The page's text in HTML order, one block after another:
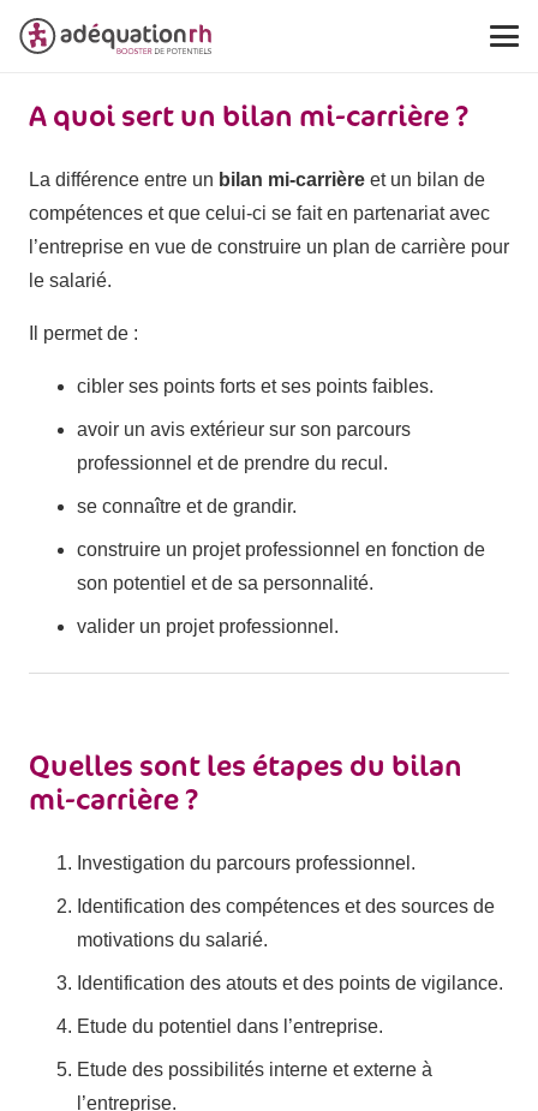
A quoi sert un bilan mi-carrière ?
La différence entre un bilan mi-carrière et un bilan de
compétences et que celui-ci se fait en partenariat avec
l’entreprise en vue de construire un plan de carrière pour
le salarié.
Il permet de :
cibler ses points forts et ses points faibles.
avoir un avis extérieur sur son parcours
professionnel et de prendre du recul.
se connaître et de grandir.
construire un projet professionnel en fonction de
son potentiel et de sa personnalité.
valider un projet professionnel.
Quelles sont les étapes du bilan
mi-carrière ?
Investigation du parcours professionnel.
Identification des compétences et des sources de
motivations du salarié.
Identification des atouts et des points de vigilance.
Etude du potentiel dans l’entreprise.
Etude des possibilités interne et externe à
l’entreprise.